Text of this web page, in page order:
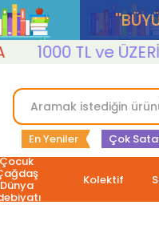
1000 TL ve ÜZERİ
En Yeniler Çok
Çocuk
Dünya Kolektif